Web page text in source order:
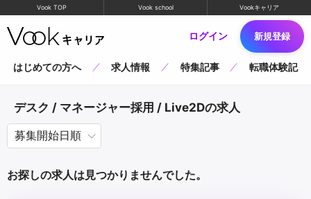
Vook TOP Vook school Vookキャリア
ログイン 新規登録
はじめての方へ 求人情報 特集記事 転職体験記
デスク / マネージャー採用 / Live2Dの求人
お探しの求人は見つかりませんでした。